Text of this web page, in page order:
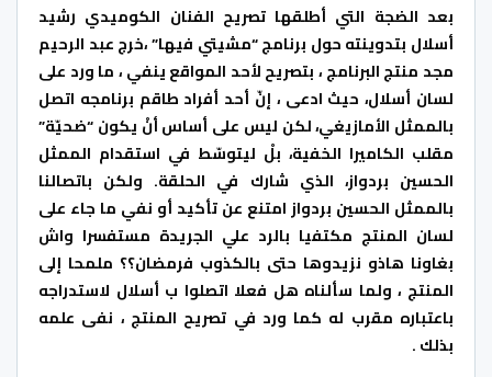
بعد الضجة التي أطلقها تصريح الفنان الكوميدي رشيد
أسلال بتدوينته حول برنامج “مشيتي فيها” ،خرج عبد الرحيم
مجد منتج البرنامج ، بتصريح لأحد المواقع ينفي ، ما ورد على
لسان أسلال، حيث ادعى ، إنّ أحد أفراد طاقم برنامجه اتصل
بالممثل الأمازيغي، لكن ليس على أساس أنْ يكون “ضحيّة”
مقلب الكاميرا الخفية، بلْ ليتوسّط في استقدام الممثل
الحسين بردواز، الذي شارك في الحلقة. ولكن باتصالنا
بالممثل الحسين بردواز امتنع عن تأكيد أو نفي ما جاء على
لسان المنتج مكتفيا بالرد علي الجريدة مستفسرا واش
بغاونا هاذو نزيدوها حتى بالكذوب فرمضان؟؟ ملمحا إلى
المنتج ، ولما سألناه هل فعلا اتصلوا ب أسلال لاستدراجه
باعتباره مقرب له كما ورد في تصريح المنتج ، نفى علمه
بذلك .